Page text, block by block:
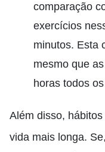
comparação
exercícios
minutos. Esta
mesmo que
horas todos
Além disso,
vida mais longa.